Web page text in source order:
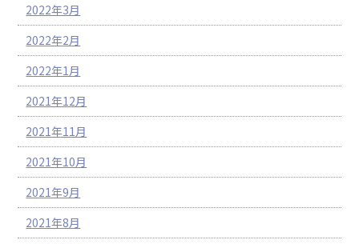
2022年3月
2022年2月
2022年1月
2021年12月
2021年11月
2021年10月
2021年9月
2021年8月